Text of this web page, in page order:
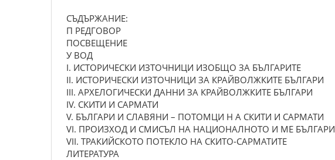
СЪДЪРЖАНИЕ:
П РЕДГОВОР
ПОСВЕЩЕНИЕ
У ВОД
I. ИСТОРИЧЕСКИ ИЗТОЧНИЦИ ИЗОБЩО ЗА БЪЛГАРИТЕ
II. ИСТОРИЧЕСКИ ИЗТОЧНИЦИ ЗА КРАЙВОЛЖКИТЕ БЪЛГАРИ
III. АРХЕЛОГИЧЕСКИ ДАННИ ЗА КРАЙВОЛЖКИТЕ БЪЛГАРИ
IV. СКИТИ И САРМАТИ
V. БЪЛГАРИ И СЛАВЯНИ – ПОТОМЦИ Н А СКИТИ И САРМАТИ
VI. ПРОИЗХОД И СМИСЪЛ НА НАЦИОНАЛНОТО И МЕ БЪЛГАРИ
VII. ТРАКИЙСКОТО ПОТЕКЛО НА СКИТО-САРМАТИТЕ
ЛИТЕРАТУРА